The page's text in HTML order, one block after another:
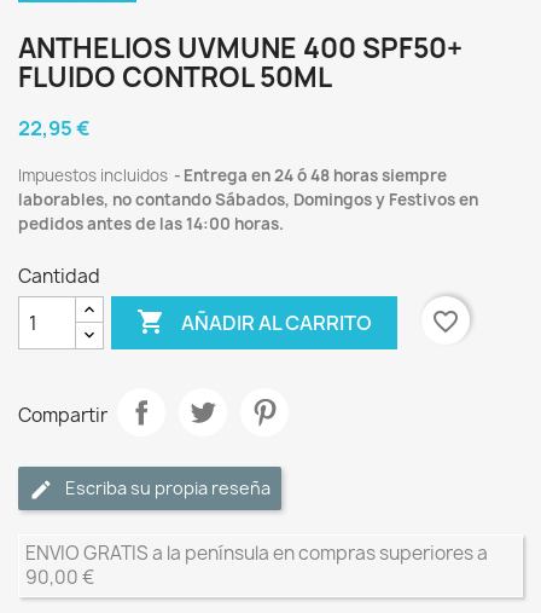
ANTHELIOS UVMUNE 400 SPF50+
FLUIDO CONTROL 50ML
22,95 €
Impuestos incluidos
Entrega en 24 ó 48 horas siempre
laborables, no contando Sábados, Domingos y Festivos en
pedidos antes de las 14:00 horas.
Cantidad
 AÑADIR AL CARRITO favorite_border
Compartir
Escriba su propia reseña
ENVIO GRATIS a la península en compras superiores a
90,00 €